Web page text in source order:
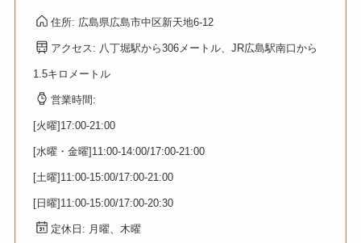
住所: 広島県広島市中区新天地6-12
アクセス: 八丁堀駅から306メートル、JR広島駅南口から
1.5キロメートル
営業時間:
[火曜]17:00-21:00
[水曜・金曜]11:00-14:00/17:00-21:00
[土曜]11:00-15:00/17:00-21:00
[日曜]11:00-15:00/17:00-20:30
定休日: 月曜、木曜